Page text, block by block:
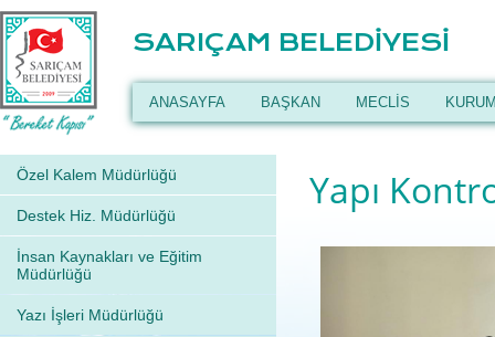
SARIÇAM BELEDİYESİ
ANASAYFA BAŞKAN MECLİS
Özel Kalem Müdürlüğü
Destek Hiz. Müdürlüğü
İnsan Kaynakları ve Eğitim
Müdürlüğü
Yazı İşleri Müdürlüğü
Yapı